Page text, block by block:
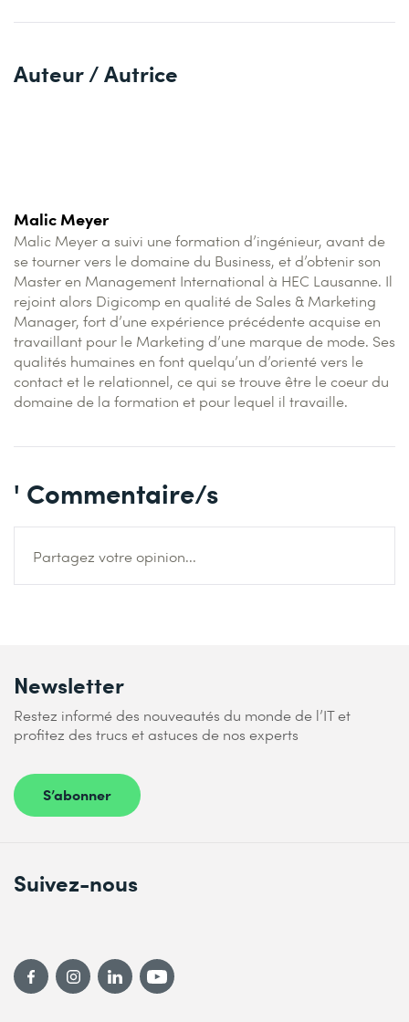
Auteur / Autrice
Malic Meyer
Malic Meyer a suivi une formation d’ingénieur, avant de
se tourner vers le domaine du Business, et d’obtenir son
Master en Management International à HEC Lausanne. Il
rejoint alors Digicomp en qualité de Sales & Marketing
Manager, fort d’une expérience précédente acquise en
travaillant pour le Marketing d’une marque de mode. Ses
qualités humaines en font quelqu’un d’orienté vers le
contact et le relationnel, ce qui se trouve être le coeur du
domaine de la formation et pour lequel il travaille.
' Commentaire/s
Partagez votre opinion...
Newsletter
Restez informé des nouveautés du monde de l’IT et
profitez des trucs et astuces de nos experts
S’abonner
Suivez-nous